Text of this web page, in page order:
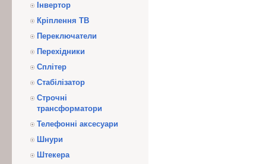
Інвертор
Кріплення ТВ
Переключатели
Перехідники
Сплітер
Стабілізатор
Строчні
трансформатори
Телефонні аксесуари
Шнури
Штекера